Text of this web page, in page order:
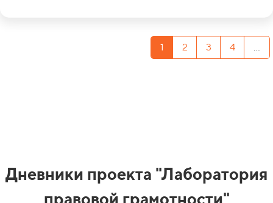
1 2 3 4
Дневники проекта "Лаборатория
правовой грамотности"